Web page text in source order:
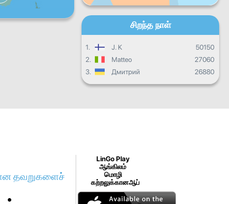
சிறந்த நாள்
1. J. K
50150
2.
Matteo
27060
3.
Дмитрий 26880
தவறுகளைச்
LinGo Play
ஆங்கிலம்
மொழி
கற்றலுக்கானஆப்